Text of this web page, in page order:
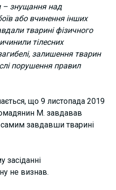
– знущання над
або вчинення інших
тварині фізичного
тілесних
залишення тварин
порушення правил
що 9 листопада 2019
М. завдавав
завдавши тварині
засіданні
не визнав.